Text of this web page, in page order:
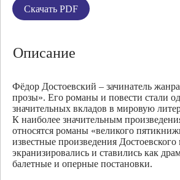
Скачать PDF
Описание
Фёдор Достоевский – зачинатель
прозы». Его романы и повести стали
значительных вкладов в мировую
К наиболее значительным
относятся романы «великого
известные произведения
экранизировались и ставились как
балетные и оперные постановки.